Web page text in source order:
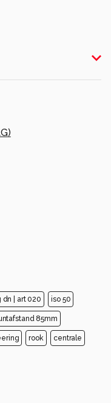
)
dn | art 020 iso 50
85mm
rook centrale